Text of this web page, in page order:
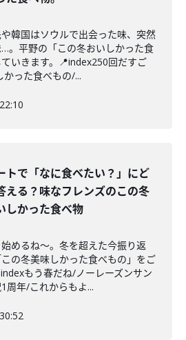
韓国はソウルで出会った味、突然
。平野の「この冬おいしかった食
いきます。📍index250回だすご
った食べもの/...
トで「なに食べたい？」にど
える？味なフレンズのこの冬
しかった食べ物
めるね〜。冬を超えた今振り返
の冬美味しかった食べもの」をご
もう春だね/ノーレーズンサン
周年/これからもよ...